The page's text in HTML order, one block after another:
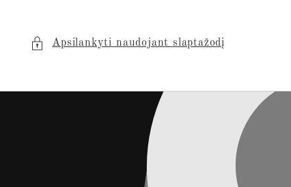
Apsilankyti naudojant slaptažodį